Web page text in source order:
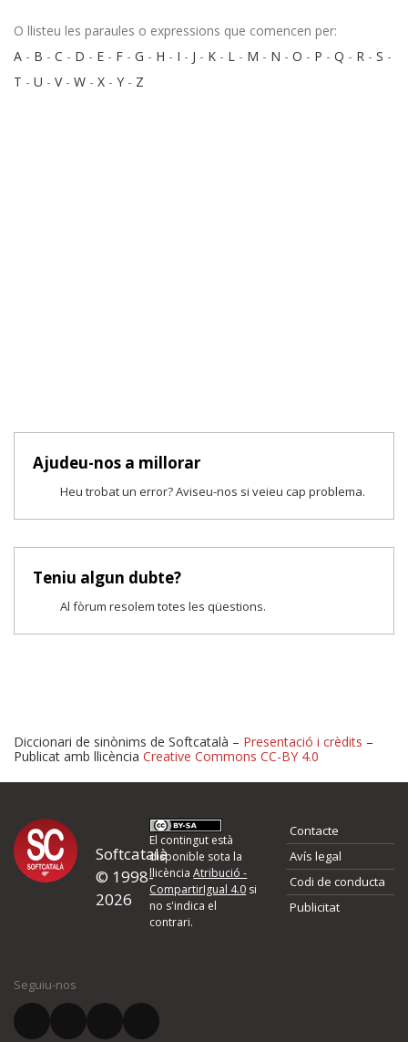
O llisteu les paraules o expressions que comencen per:
A - B - C - D - E - F - G - H - I - J - K - L - M - N - O - P - Q - R - S -
T - U - V- W - X - Y - Z
Ajudeu-nos a millorar
Heu trobat un error? Aviseu-nos si veieu cap problema.
Teniu algun dubte?
Al fòrum resolem totes les qüestions.
Proposeu-nos millores o
d'errors
Si heu trobat un error o voleu proposar alguna millora, ompliu els
quina és la millora que proposeu o l'error del qual voleu informar-
El vostre correu electrònic *
Diccionari de sinònims de Softcatalà – Presentació i crèdits –
Publicat amb llicència Creative Commons CC-BY 4.0
Softcatalà
© 1998-
2026
El contingut està
disponible sota la
llicènciaAtribució -
CompartirIgual 4.0 si
no s'indica el
contrari.
Contacte
Avís legal
Codi de conducta
Publicitat
Seguiu-nos